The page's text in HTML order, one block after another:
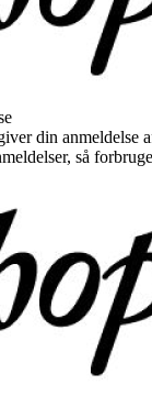
din anmeldelse
så